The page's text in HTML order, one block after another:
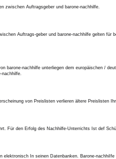
zwischen Auftragsgeber und barone-nachhilfe.
Auftrags-geber und barone-nachhilfe gelten
barone-nachhilfe unterliegen dem europäischen /
nachhilfe.
von Preislisten verlieren ältere Preislisten
Für den Erfolg des Nachhilfe-Unterrichts Ist def
elektronisch In seinen Datenbanken. Barone-